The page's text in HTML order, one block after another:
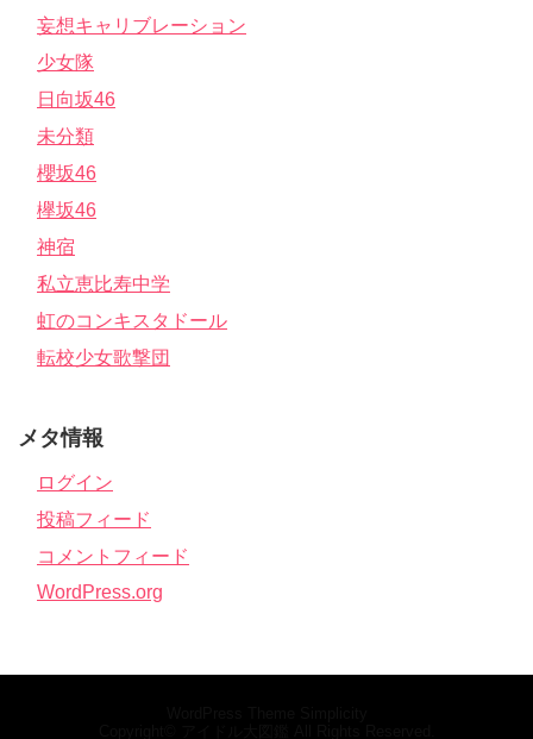
妄想キャリブレーション
少女隊
日向坂46
未分類
櫻坂46
欅坂46
神宿
私立恵比寿中学
虹のコンキスタドール
転校少女歌撃団
メタ情報
ログイン
投稿フィード
コメントフィード
WordPress.org